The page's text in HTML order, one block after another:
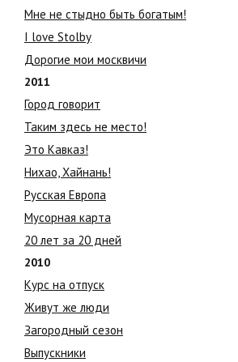
Мне не стыдно быть богатым!
I love Stolby
Дорогие мои москвичи
2011
Город говорит
Таким здесь не место!
Это Кавказ!
Нихао, Хайнань!
Русская Европа
Мусорная карта
20 лет за 20 дней
2010
Курс на отпуск
Живут же люди
Загородный сезон
Выпускники